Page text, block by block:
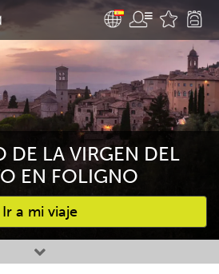
DE LA VIRGEN DEL
EN FOLIGNO
Ir a mi viaje